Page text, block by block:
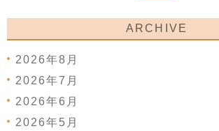
ARCHIVE
2026年8月
2026年7月
2026年6月
2026年5月